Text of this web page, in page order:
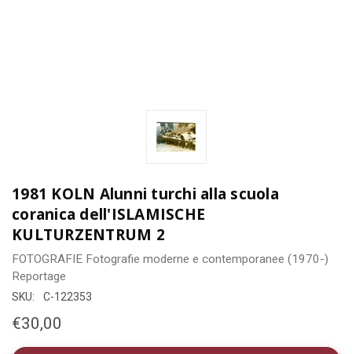
1981 KOLN Alunni turchi alla scuola
coranica dell'ISLAMISCHE
KULTURZENTRUM 2
FOTOGRAFIE Fotografie moderne e contemporanee (1970-)
Reportage
SKU: C-122353
€30,00